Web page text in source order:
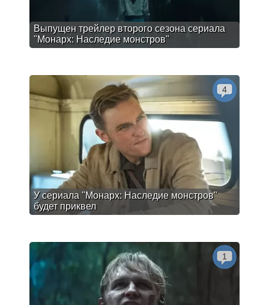
Выпущен трейлер второго сезона сериала
"Монарх: Наследие монстров"
У сериала "Монарх: Наследие монстров"
будет приквел
4
1